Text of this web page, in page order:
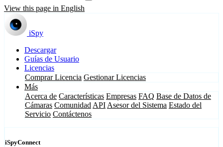
View this page in English
iSpy
Descargar
Guías de Usuario
Licencias
Comprar Licencia Gestionar Licencias
Más
Acerca de Características Empresas FAQ Base de Datos de
Cámaras Comunidad API Asesor del Sistema Estado del
Servicio Contáctenos
iSpyConnect